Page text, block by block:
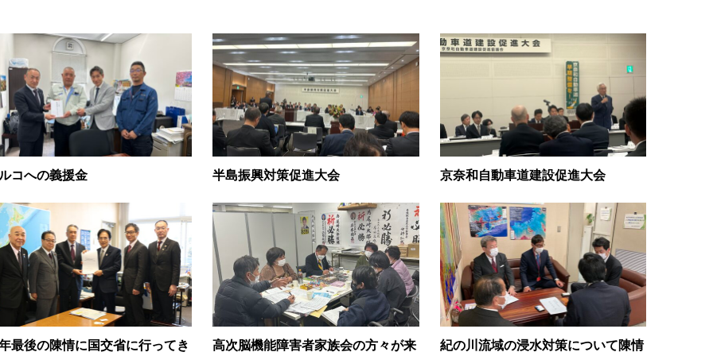
コへの義援金 半島振興対策促進大会 京奈和自動車道建設促進大会
最後の陳情に国交省に行ってき 高次脳機能障害者家族会の方々が来 紀の川流域の浸水対策について陳情